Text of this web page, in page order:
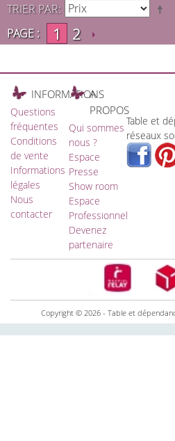
TRIER PAR
PAGE :
1 2
INFORMATIONS
Questions
fréquentes
Conditions
de vente
Informations
légales
Nous
contacter
A
PROPOS
Qui sommes
nous ?
Espace
Presse
Show room
Espace
Professionnel
Devenez
partenaire
Table et
réseaux
Copyright © 2026 - Table et